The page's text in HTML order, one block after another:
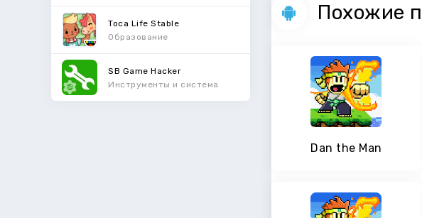
Toca Life Stable
Образование
SB Game Hacker
Инструменты и система
Похожие
Dan the Man